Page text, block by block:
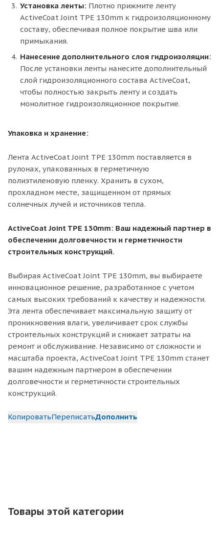
Установка ленты: Плотно прижмите ленту
ActiveCoat Joint TPE 130mm к гидроизоляционному
составу, обеспечивая полное покрытие шва или
примыкания.
Нанесение дополнительного слоя гидроизоляции:
После установки ленты нанесите дополнительный
слой гидроизоляционного состава ActiveCoat,
чтобы полностью закрыть ленту и создать
монолитное гидроизоляционное покрытие.
Упаковка и хранение:
Лента ActiveCoat Joint TPE 130mm поставляется в
рулонах, упакованных в герметичную
полиэтиленовую пленку. Хранить в сухом,
прохладном месте, защищенном от прямых
солнечных лучей и источников тепла.
ActiveCoat Joint TPE 130mm: Ваш надежный партнер в
обеспечении долговечности и герметичности
строительных конструкций.
Выбирая ActiveCoat Joint TPE 130mm, вы выбираете
инновационное решение, разработанное с учетом
самых высоких требований к качеству и надежности.
Эта лента обеспечивает максимальную защиту от
проникновения влаги, увеличивает срок службы
строительных конструкций и снижает затраты на
ремонт и обслуживание. Независимо от сложности и
масштаба проекта, ActiveCoat Joint TPE 130mm станет
вашим надежным партнером в обеспечении
долговечности и герметичности строительных
конструкций.
КопироватьПереписатьДополнить
Товары этой категории